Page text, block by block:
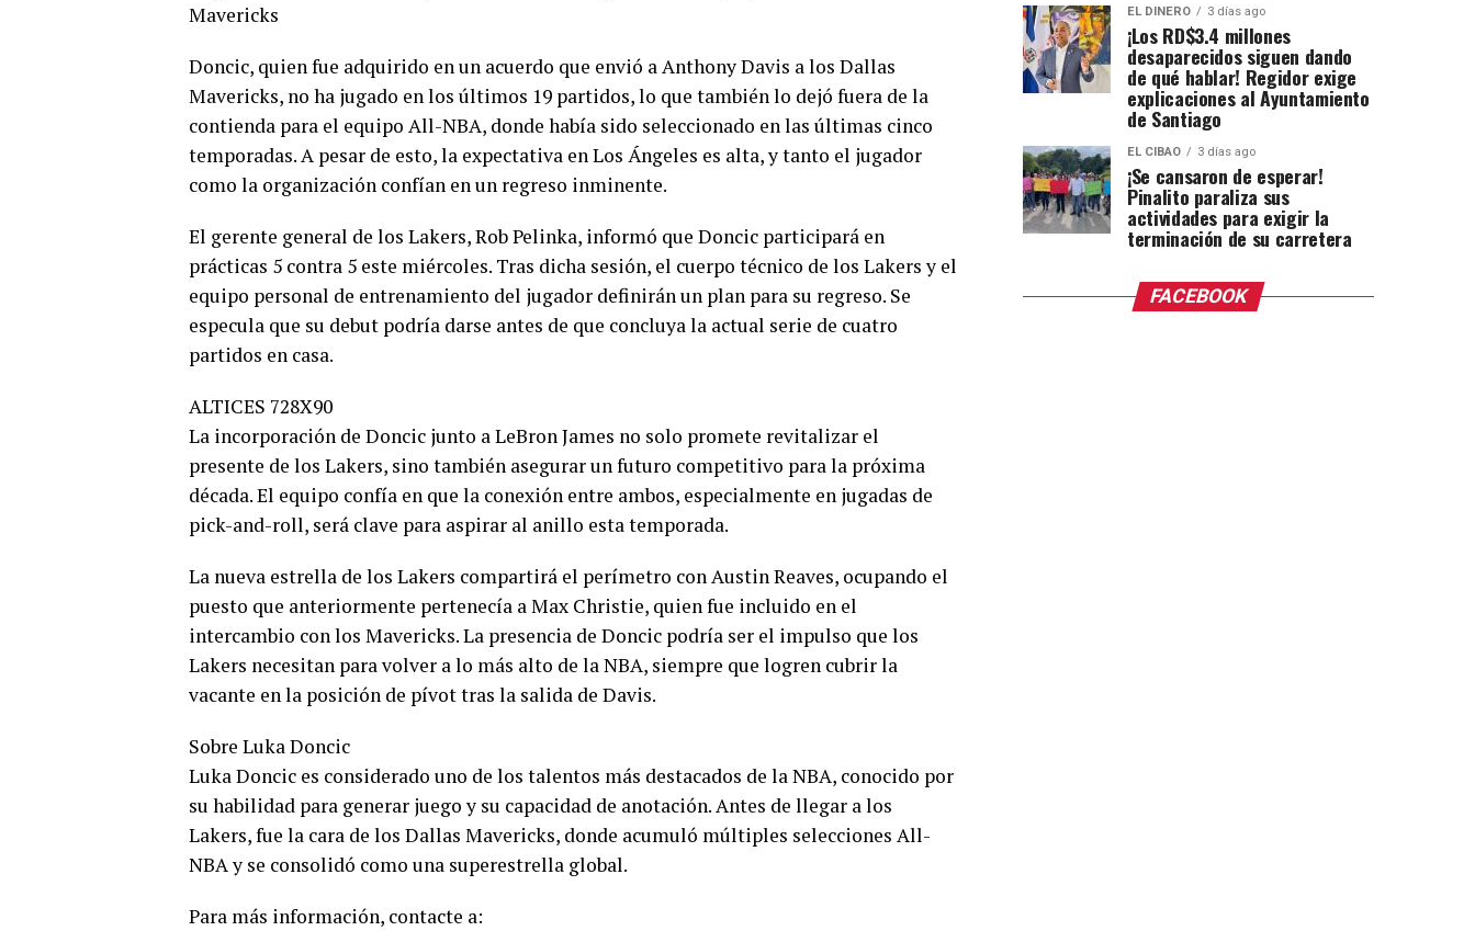
Mavericks
Doncic, quien fue adquirido en un acuerdo que envió a Anthony Davis a los Dallas
Mavericks, no ha jugado en los últimos 19 partidos, lo que también lo dejó fuera de la
contienda para el equipo All-NBA, donde había sido seleccionado en las últimas cinco
temporadas. A pesar de esto, la expectativa en Los Ángeles es alta, y tanto el jugador
como la organización confían en un regreso inminente.
El gerente general de los Lakers, Rob Pelinka, informó que Doncic participará en
prácticas 5 contra 5 este miércoles. Tras dicha sesión, el cuerpo técnico de los Lakers y el
equipo personal de entrenamiento del jugador definirán un plan para su regreso. Se
especula que su debut podría darse antes de que concluya la actual serie de cuatro
partidos en casa.
ALTICES 728X90
La incorporación de Doncic junto a LeBron James no solo promete revitalizar el
presente de los Lakers, sino también asegurar un futuro competitivo para la próxima
década. El equipo confía en que la conexión entre ambos, especialmente en jugadas de
pick-and-roll, será clave para aspirar al anillo esta temporada.
La nueva estrella de los Lakers compartirá el perímetro con Austin Reaves, ocupando el
puesto que anteriormente pertenecía a Max Christie, quien fue incluido en el
intercambio con los Mavericks. La presencia de Doncic podría ser el impulso que los
Lakers necesitan para volver a lo más alto de la NBA, siempre que logren cubrir la
vacante en la posición de pívot tras la salida de Davis.
Sobre Luka Doncic
Luka Doncic es considerado uno de los talentos más destacados de la NBA, conocido por
su habilidad para generar juego y su capacidad de anotación. Antes de llegar a los
Lakers, fue la cara de los Dallas Mavericks, donde acumuló múltiples selecciones All-
NBA y se consolidó como una superestrella global.
Para más información, contacte a:
EL DINERO 3 días ago
¡Los RD$3.4 millones
desaparecidos siguen dando
de qué hablar! Regidor exige
explicaciones al Ayuntamiento
de Santiago
EL CIBAO 3 días ago
¡Se cansaron de esperar!
Pinalito paraliza sus
actividades para exigir la
terminación de su carretera
FACEBOOK